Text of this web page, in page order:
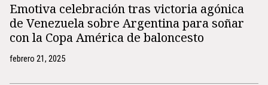
Emotiva celebración tras victoria agónica
de Venezuela sobre Argentina para soñar
con la Copa América de baloncesto
febrero 21, 2025